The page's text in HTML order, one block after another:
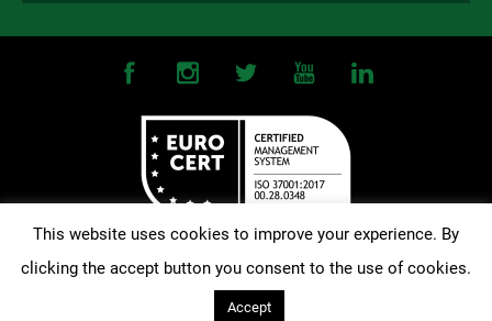
©2026OMONOIA FC. All Rights Reserved | Terms and Conditions|
This website uses cookies to improve your experience. By
clicking the accept button you consent to the use of cookies.
Accept